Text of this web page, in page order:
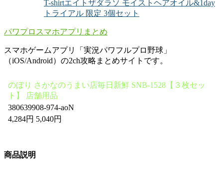
T-shirtエイトザダラソ モイストヘアオイル&1day
トライアル 限定 3個セット
パワプロスマホアプリまとめ
スマホゲームアプリ「実況パワフルプロ野球」
（iOS/Android）の2ch攻略まとめサイトです。
のぼり さかなのうまい店毎日新鮮 SNB-1528【３枚セッ
ト】 店舗用品
380639908-974-aoN
4,284円 5,040円
商品説明